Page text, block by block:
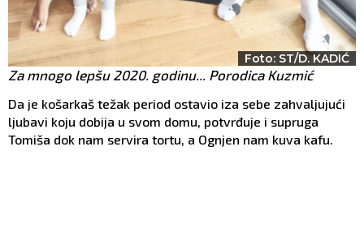
Foto: ST/D. KADIĆ
Za mnogo lepšu 2020. godinu... Porodica Kuzmić
Da je košarkaš težak period ostavio iza sebe zahvaljujući
ljubavi koju dobija u svom domu, potvrđuje i supruga
Tomiša dok nam servira tortu, a Ognjen nam kuva kafu.